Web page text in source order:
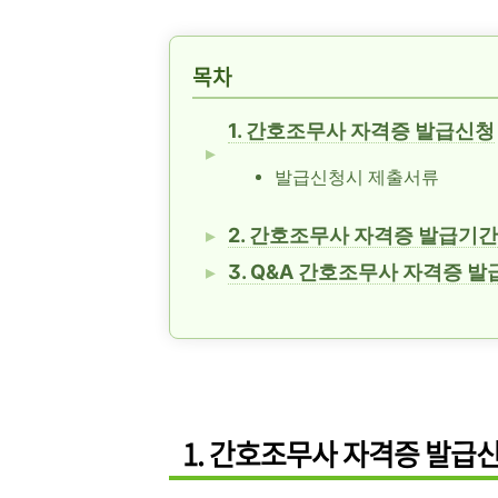
목차
1. 간호조무사 자격증 발급신청
발급신청시 제출서류
2. 간호조무사 자격증 발급기간
3. Q&A 간호조무사 자격증 발
1. 간호조무사 자격증 발급